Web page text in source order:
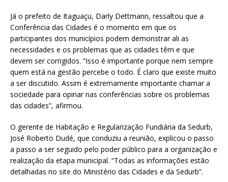
Já o prefeito de Itaguaçu, Darly Dettmann, ressaltou que a
Conferência das Cidades é o momento em que os
participantes dos municípios podem demonstrar ali as
necessidades e os problemas que as cidades têm e que
devem ser corrigidos. “Isso é importante porque nem sempre
quem está na gestão percebe o todo. É claro que existe muito
a ser discutido. Assim é extremamente importante chamar a
sociedade para opinar nas conferências sobre os problemas
das cidades”, afirmou.
O gerente de Habitação e Regularização Fundiária da Sedurb,
José Roberto Dudé, que conduziu a reunião, explicou o passo
a passo a ser seguido pelo poder público para a organização e
realização da etapa municipal. “Todas as informações estão
detalhadas no site do Ministério das Cidades e da Sedurb”.